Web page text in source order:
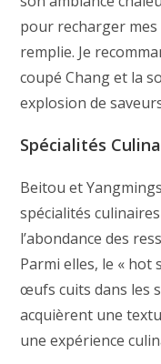
pour recharger
remplie. Je
coupé Chang et la
explosion de
Spécialités
Beitou et
spécialités
l’abondance des
Parmi elles, le « hot
œufs cuits dans les
acquièrent une
une expérience